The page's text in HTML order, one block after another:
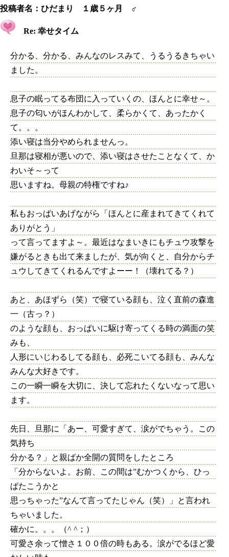
投稿者名： ひだまり １歳５ヶ月 ♂
Re: 幸せタイム
分かる、分かる、みんなのレスみて、うるうるきちゃい
ました。
息子の眠ってる布団に入っていくの、ほんとに幸せ～。
息子の匂いがほんわかして、柔らかくて、あったかく
て。。。
添い寝は当分やめられませんっ。
旦那は寝相が悪いので、添い寝はさせたことなくて、か
わいそ～って
思いますね。母親の特権ですね♪
私もおっぱいあげながら「ほんとに産まれてきてくれて
ありがとう」
って言ってますよ～。最近はなまいきにもチュウ攻撃を
嫌がるときも出て来ましたが、気が向くと、自分からチ
ュウしてきてくれるんですよーー！（壊れてる？）
あと、あほずら（笑）で寝ている顔も、泣く直前の森進
一（古っ？）
のような顔も、おっぱいに駆け寄ってくる時の満面の笑
みも、
人形にいじわるしてる顔も、必死こいてる顔も、みんな
みんな大好きです。
この一瞬一瞬を大切に、決して忘れたくないなって思い
ます。
先日、旦那に「あー、可愛すぎて、涙がでちゃう。この
気持ち
分かる？」と親ばか全開の質問をしたところ
「分からないよ。お前、この間は”むかつくから、ひっ
ぱたこうかと
思っちゃった”なんて言ってたじゃん（笑）」と言われ
ちゃいました。
確かに。。。（^ ^；）
可愛さ余って憎さ１００倍の時もある。涙がでるほど愛